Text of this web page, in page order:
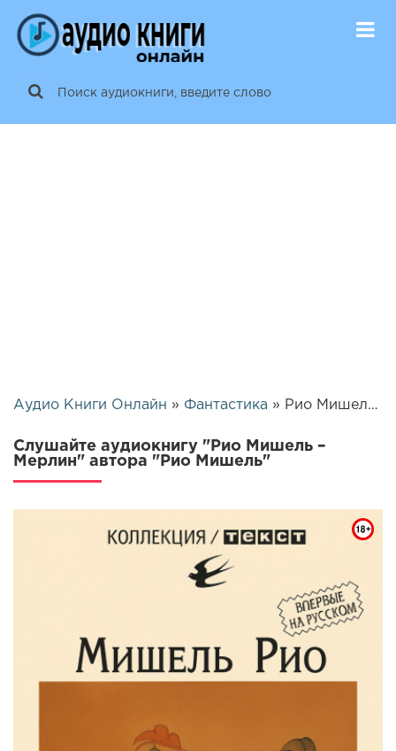
Аудио Книги Онлайн » Фантастика » Рио Мишель – Мерлин | 25598
Слушайте аудиокнигу "Рио Мишель –
Мерлин" автора "Рио Мишель"